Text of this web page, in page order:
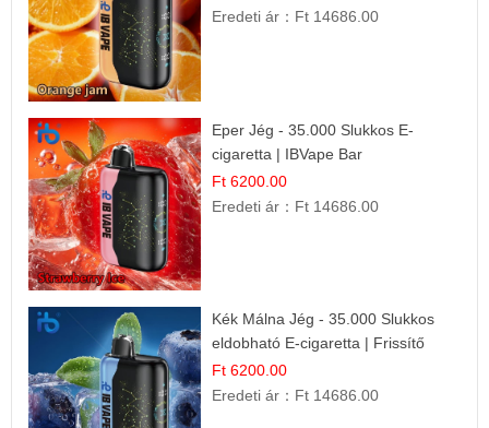
Eredeti ár： Ft 14686.00
Eper Jég - 35.000 Slukkos E-
cigaretta | IBVape Bar
Ft 6200.00
Eredeti ár： Ft 14686.00
Kék Málna Jég - 35.000 Slukkos
eldobható E-cigaretta | Frissítő
Ízélmény
Ft 6200.00
Eredeti ár： Ft 14686.00